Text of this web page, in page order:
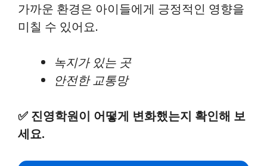
가까운 환경은 아이들에게 긍정적인 영향을
미칠 수 있어요.
녹지가 있는 곳
안전한 교통망
✅ 진영학원이 어떻게 변화했는지 확인해 보
세요.